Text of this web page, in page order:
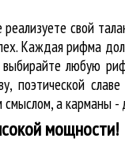
свой
Каждая рифма
любую
поэтической
а карманы -
мощности!